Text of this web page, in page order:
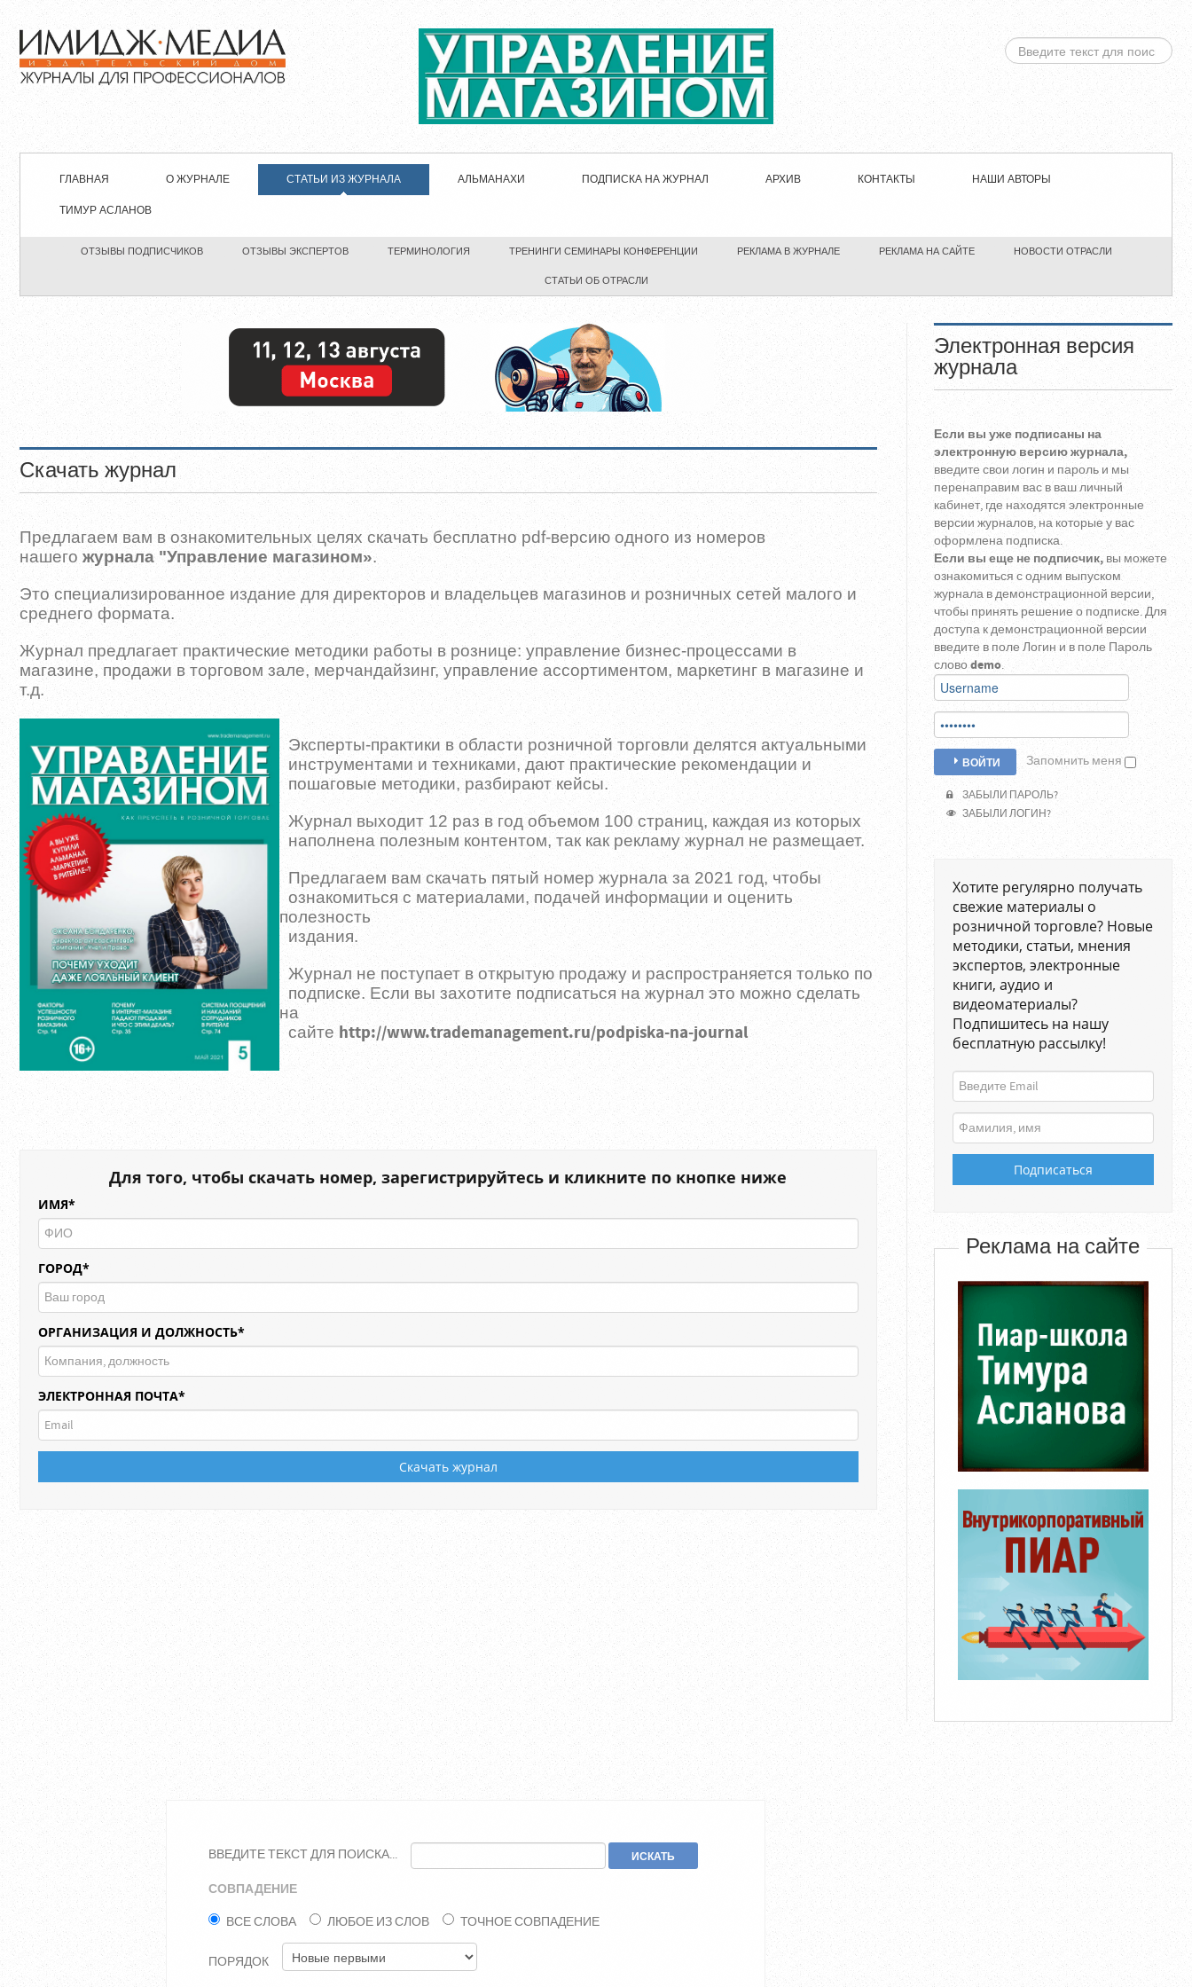
ИСКАТЬ...
ГЛАВНАЯ О ЖУРНАЛЕ СТАТЬИ ИЗ ЖУРНАЛА АЛЬМАНАХИ ПОДПИСКА НА ЖУРНАЛ АРХИВ КОНТАКТЫ НАШИ АВТОРЫ
ТИМУР АСЛАНОВ
ОТЗЫВЫ ПОДПИСЧИКОВ ОТЗЫВЫ ЭКСПЕРТОВ ТЕРМИНОЛОГИЯ ТРЕНИНГИ СЕМИНАРЫ КОНФЕРЕНЦИИ РЕКЛАМА В ЖУРНАЛЕ РЕКЛАМА НА САЙТЕ НОВОСТИ ОТРАСЛИ
СТАТЬИ ОБ ОТРАСЛИ
Скачать журнал
Предлагаем вам в ознакомительных целях скачать бесплатно pdf-версию одного из номеров
нашего журнала "Управление магазином».
Это специализированное издание для директоров и владельцев магазинов и розничных сетей малого и
среднего формата.
Журнал предлагает практические методики работы в рознице: управление бизнес-процессами в
магазине, продажи в торговом зале, мерчандайзинг, управление ассортиментом, маркетинг в магазине и
т.д.
Эксперты-практики в области розничной торговли делятся актуальными
инструментами и техниками, дают практические рекомендации и
пошаговые методики, разбирают кейсы.
Журнал выходит 12 раз в год объемом 100 страниц, каждая из которых
наполнена полезным контентом, так как рекламу журнал не размещает.
Предлагаем вам скачать пятый номер журнала за 2021 год, чтобы
ознакомиться с материалами, подачей информации и оценить
полезность
издания.
Журнал не поступает в открытую продажу и распространяется только по
подписке. Если вы захотите подписаться на журнал это можно сделать
на
сайте http://www.trademanagement.ru/podpiska-na-journal
Для того, чтобы скачать номер, зарегистрируйтесь и кликните по кнопке ниже
ИМЯ*
ГОРОД*
ОРГАНИЗАЦИЯ И ДОЛЖНОСТЬ*
ЭЛЕКТРОННАЯ ПОЧТА*
Электронная версия
журнала
Если вы уже подписаны на
электронную версию журнала,
введите свои логин и пароль и мы
перенаправим вас в ваш личный
кабинет, где находятся электронные
версии журналов, на которые у вас
оформлена подписка.
Если вы еще не подписчик, вы можете
ознакомиться с одним выпуском
журнала в демонстрационной версии,
чтобы принять решение о подписке. Для
доступа к демонстрационной версии
введите в поле Логин и в поле Пароль
слово demo.
ВОЙТИ Запомнить меня
ЗАБЫЛИ ПАРОЛЬ?
ЗАБЫЛИ ЛОГИН?
Хотите регулярно получать
свежие материалы о
розничной торговле? Новые
методики, статьи, мнения
экспертов, электронные
книги, аудио и
видеоматериалы?
Подпишитесь на нашу
бесплатную рассылку!
Реклама на сайте
ВВЕДИТЕ ТЕКСТ ДЛЯ ПОИСКА... ИСКАТЬ
СОВПАДЕНИЕ
ВСЕ СЛОВА ЛЮБОЕ ИЗ СЛОВ ТОЧНОЕ СОВПАДЕНИЕ
ПОРЯДОК